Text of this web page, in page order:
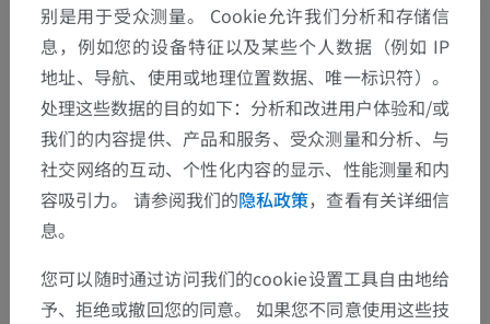
发现错误？
欢迎提出更正、翻译或内容改进的建议。
检举错误
下载APP
别是用于受众测量。 Cookie允许我们分析和存储信
息，例如您的设备特征以及某些个人数据（例如 IP
地址、导航、使用或地理位置数据、唯一标识符）。
处理这些数据的目的如下：分析和改进用户体验和/或
我们的内容提供、产品和服务、受众测量和分析、与
社交网络的互动、个性化内容的显示、性能测量和内
容吸引力。 请参阅我们的隐私政策，查看有关详细信
息。
您可以随时通过访问我们的cookie设置工具自由地给
予、拒绝或撤回您的同意。 如果您不同意使用这些技